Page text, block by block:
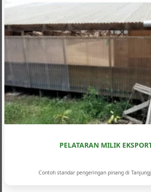
PELATARAN MILIK
Contoh standar pengeringan pinang di